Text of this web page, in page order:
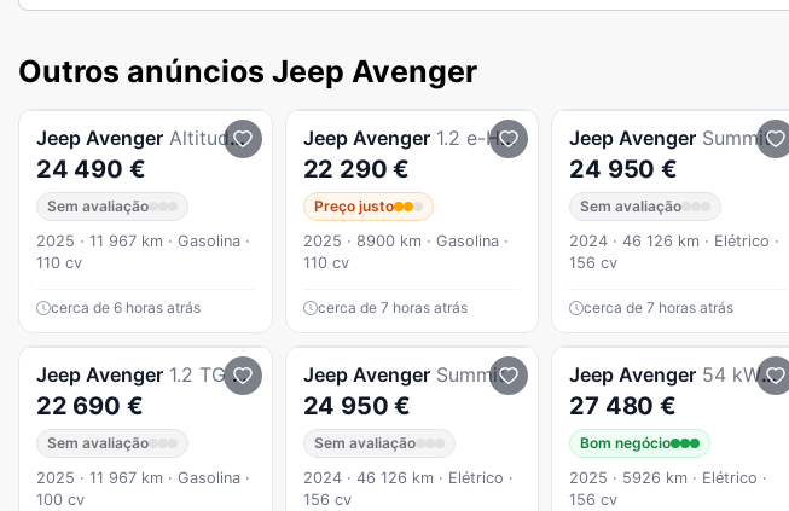
Outros anúncios Jeep Avenger
Jeep Avenger Altitude 1.2 TG 100cv MT
24 490 €
Sem avaliação
2025 · 11 967 km · Gasolina ·
110 cv
cerca de 6 horas atrás
Jeep Avenger 1.2 e-Hybrid Altitude DCT
22 290 €
Preço justo
2025 · 8900 km · Gasolina ·
110 cv
cerca de 7 horas atrás
Jeep Avenger Summit
24 950 €
Sem avaliação
2024 · 46 126 km · Elétrico ·
156 cv
cerca de 7 horas atrás
Jeep Avenger 1.2 TG Altitude
22 690 €
Sem avaliação
2025 · 11 967 km · Gasolina ·
100 cv
Jeep Avenger Summit
24 950 €
Sem avaliação
2024 · 46 126 km · Elétrico ·
156 cv
Jeep Avenger 54 kWh Summit
27 480 €
Bom negócio
2025 · 5926 km · Elétrico ·
156 cv